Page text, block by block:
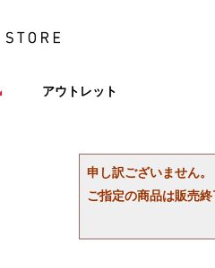
アウトレット
申し訳ございません。
ご指定の商品は販売